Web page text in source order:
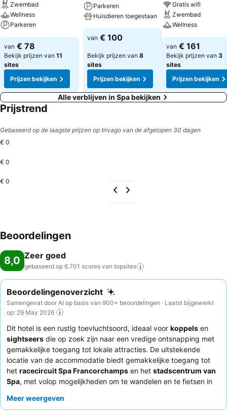
Zwembad
Wellness
Parkeren
van € 78
Bekijk prijzen van 11
sites
Prijzen bekijken
Parkeren
Huisdieren toegestaan
van € 100
Bekijk prijzen van 8
sites
Prijzen bekijken
Gratis wifi
Zwembad
Wellness
van € 161
Bekijk prijzen van 3
sites
Prijzen bekijken
Alle verblijven in Spa bekijken
Prijstrend
Gebaseerd op de laagste prijzen op trivago van de afgelopen 30 dagen
€ 0
€ 0
€ 0
Beoordelingen
8,0 Zeer goed
gebaseerd op 6.701 scores van topsites
Beoordelingenoverzicht
Samengevat door AI op basis van 900+ beoordelingen · Laatst bijgewerkt
op: 29 May 2026
Dit hotel is een rustig toevluchtsoord, ideaal voor koppels en
sightseers die op zoek zijn naar een vredige ontsnapping met
gemakkelijke toegang tot lokale attracties. De uitstekende
locatie van de accommodatie biedt gemakkelijke toegang tot
het racecircuit Spa Francorchamps en het stadscentrum van
Spa, met volop mogelijkheden om te wandelen en te fietsen in
uitnodigendewellnessruimte
Meer weergeven